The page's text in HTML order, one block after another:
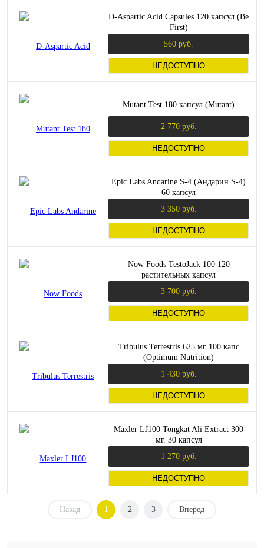
D-Aspartic Acid Capsules 120 капсул (Be
First)
560 руб.
НЕДОСТУПНО
Mutant Test 180 капсул (Mutant)
2 770 руб.
НЕДОСТУПНО
Epic Labs Andarine S-4 (Андарин S-4)
60 капсул
3 350 руб.
НЕДОСТУПНО
Now Foods TestoJack 100 120
растительных капсул
3 700 руб.
НЕДОСТУПНО
Tribulus Terrestris 625 мг 100 капс
(Optimum Nutrition)
1 430 руб.
НЕДОСТУПНО
Maxler LJ100 Tongkat Ali Extract 300
мг. 30 капсул
1 270 руб.
НЕДОСТУПНО
Назад 1 2 3 Вперед